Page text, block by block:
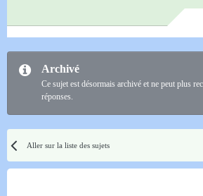
Archivé
Ce sujet est désormais archivé et ne peut plus
réponses.
Aller sur la liste des sujets